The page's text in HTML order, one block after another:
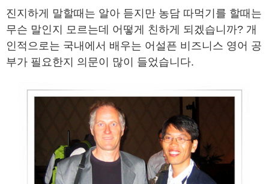
진지하게 말할때는 알아 듣지만 농담 따먹기를 할때는
무슨 말인지 모르는데 어떻게 친하게 되겠습니까? 개
인적으로는 국내에서 배우는 어설픈 비즈니스 영어 공
부가 필요한지 의문이 많이 들었습니다.